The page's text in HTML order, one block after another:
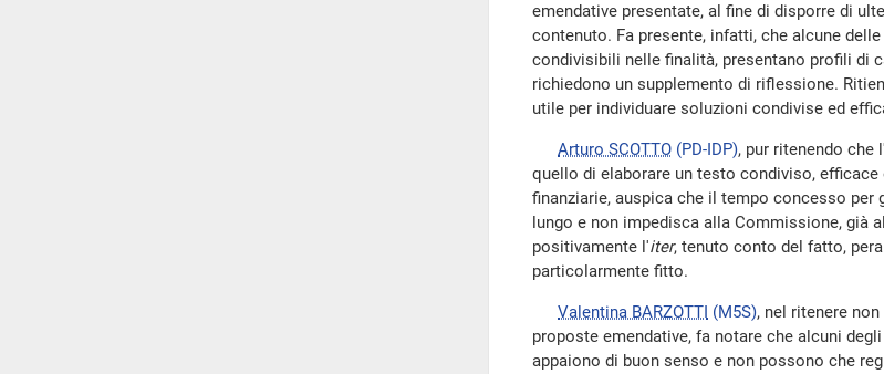
emendative presentate, al fine di disporre di
contenuto. Fa presente, infatti, che alcune
condivisibili nelle finalità, presentano profili di
richiedono un supplemento di riflessione.
utile per individuare soluzioni condivise ed
Arturo SCOTTO (PD-IDP), pur ritenendo
quello di elaborare un testo condiviso,
finanziarie, auspica che il tempo concesso
lungo e non impedisca alla Commissione, già
positivamente l'iter, tenuto conto del fatto,
particolarmente fitto.
Valentina BARZOTTI (M5S), nel ritenere
proposte emendative, fa notare che alcuni
appaiono di buon senso e non possono che